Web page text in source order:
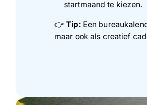
startmaand te kiezen.
👉Tip: Een
maar ook als creatief